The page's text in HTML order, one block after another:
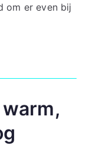
om er even bij